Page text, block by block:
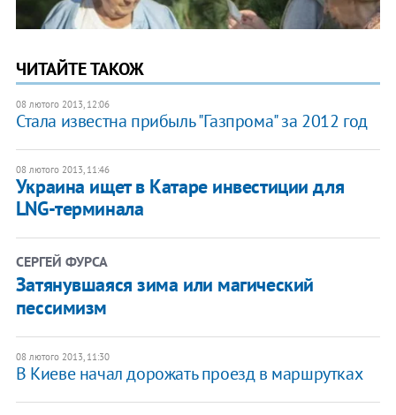
ЧИТАЙТЕ ТАКОЖ
08 лютого 2013, 12:06
Стала известна прибыль "Газпрома" за 2012 год
08 лютого 2013, 11:46
Украина ищет в Катаре инвестиции для
LNG-терминала
СЕРГЕЙ ФУРСА
Затянувшаяся зима или магический
пессимизм
08 лютого 2013, 11:30
В Киеве начал дорожать проезд в маршрутках